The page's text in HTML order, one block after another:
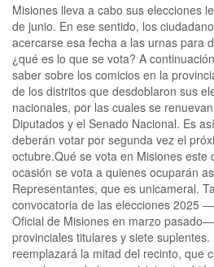
Misiones lleva a cabo sus elecciones
de junio. En ese sentido, los
acercarse esa fecha a las urnas para
¿qué es lo que se vota? A
saber sobre los comicios en la
de los distritos que desdoblaron sus
nacionales, por las cuales se
Diputados y el Senado Nacional. Es
deberán votar por segunda vez el
octubre.Qué se vota en Misiones este
ocasión se vota a quienes ocuparán
Representantes, que es unicameral.
convocatoria de las elecciones 2025
Oficial de Misiones en marzo
provinciales titulares y siete
reemplazará la mitad del recinto, que